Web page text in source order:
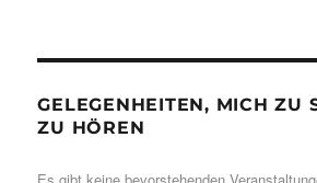
GELEGENHEITEN, MICH ZU
ZU HÖREN